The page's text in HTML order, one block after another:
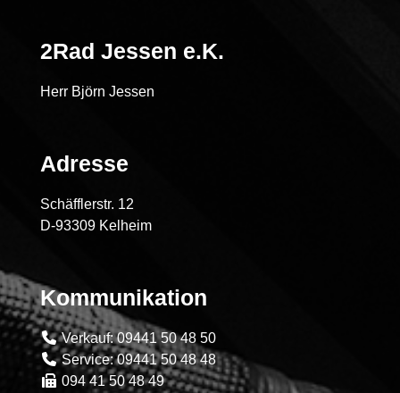
2Rad Jessen e.K.
Herr Björn Jessen
Adresse
Schäfflerstr. 12
D-93309 Kelheim
Kommunikation
Verkauf: 09441 50 48 50
Service: 09441 50 48 48
094 41 50 48 49